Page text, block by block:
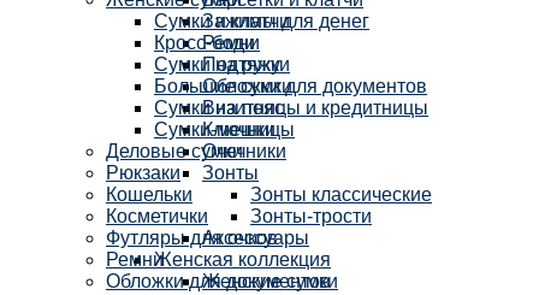
Зажимы для денег
Ремни
Подтяжки
Обложки для документов
Визитницы и кредитницы
Ключницы
Очечники
Зонты
Зонты классические
Зонты-трости
Аксессуары
Женская коллекция
Женские сумки
Сумки и клатчи
Кросс-боди
Сумки на руку
Большие сумки
Сумки на пояс
Сумки-мешки
Деловые сумки
Рюкзаки
Кошельки
Косметички
Футляры для очков
Ремни
Обложки для документов